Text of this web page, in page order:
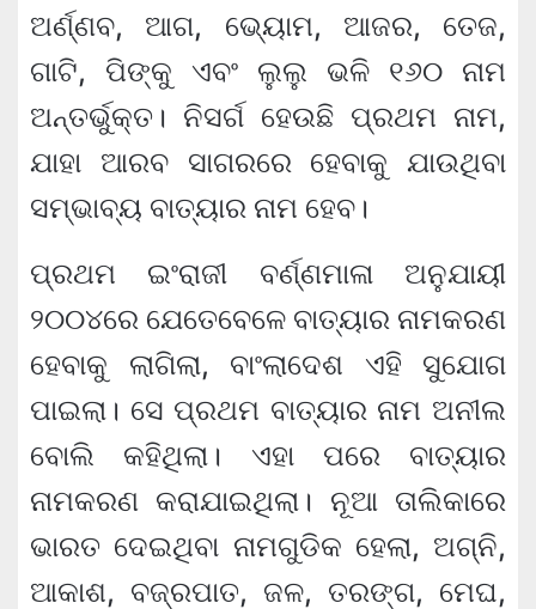
ଅର୍ଣ୍ଣବ, ଆଗ, ଭ୍ୟୋମ, ଆଜର, ତେଜ,
ଗାଟି, ପିଙ୍କୁ ଏବଂ ଲୁଲୁ ଭଳି ୧୬୦ ନାମ
ଅନ୍ତର୍ଭୁକ୍ତ। ନିସର୍ଗ ହେଉଛି ପ୍ରଥମ ନାମ,
ଯାହା ଆରବ ସାଗରରେ ହେବାକୁ ଯାଉଥିବା
ସମ୍ଭାବ୍ୟ ବାତ୍ୟାର ନାମ ହେବ।
ପ୍ରଥମ ଇଂରାଜୀ ବର୍ଣ୍ଣମାଳା ଅନୁଯାୟୀ
୨୦୦୪ରେ ଯେତେବେଳେ ବାତ୍ୟାର ନାମକରଣ
ହେବାକୁ ଲାଗିଲା, ବାଂଲାଦେଶ ଏହି ସୁଯୋଗ
ପାଇଲା। ସେ ପ୍ରଥମ ବାତ୍ୟାର ନାମ ଅନୀଲ
ବୋଲି କହିଥିଲା। ଏହା ପରେ ବାତ୍ୟାର
ନାମକରଣ କରାଯାଇଥିଲା। ନୂଆ ତାଲିକାରେ
ଭାରତ ଦେଇଥିବା ନାମଗୁଡିକ ହେଲା, ଅଗ୍ନି,
ଆକାଶ, ବଜ୍ରପାତ, ଜଳ, ତରଙ୍ଗ, ମେଘ,